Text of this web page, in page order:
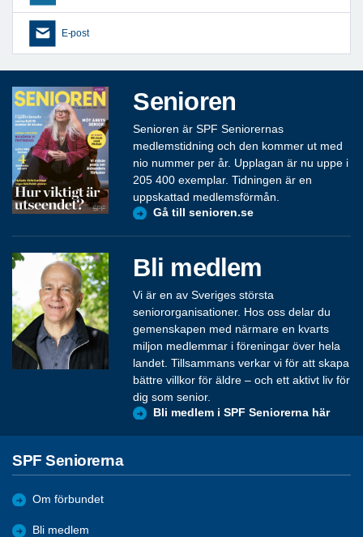
E-post
Senioren
Senioren är SPF Seniorernas
medlemstidning och den kommer ut med
nio nummer per år. Upplagan är nu uppe i
205 400 exemplar. Tidningen är en
uppskattad medlemsförmån.
Gå till senioren.se
Bli medlem
Vi är en av Sveriges största
seniororganisationer. Hos oss delar du
gemenskapen med närmare en kvarts
miljon medlemmar i föreningar över hela
landet. Tillsammans verkar vi för att skapa
bättre villkor för äldre – och ett aktivt liv för
dig som senior.
Bli medlem i SPF Seniorerna här
SPF Seniorerna
Om förbundet
Bli medlem